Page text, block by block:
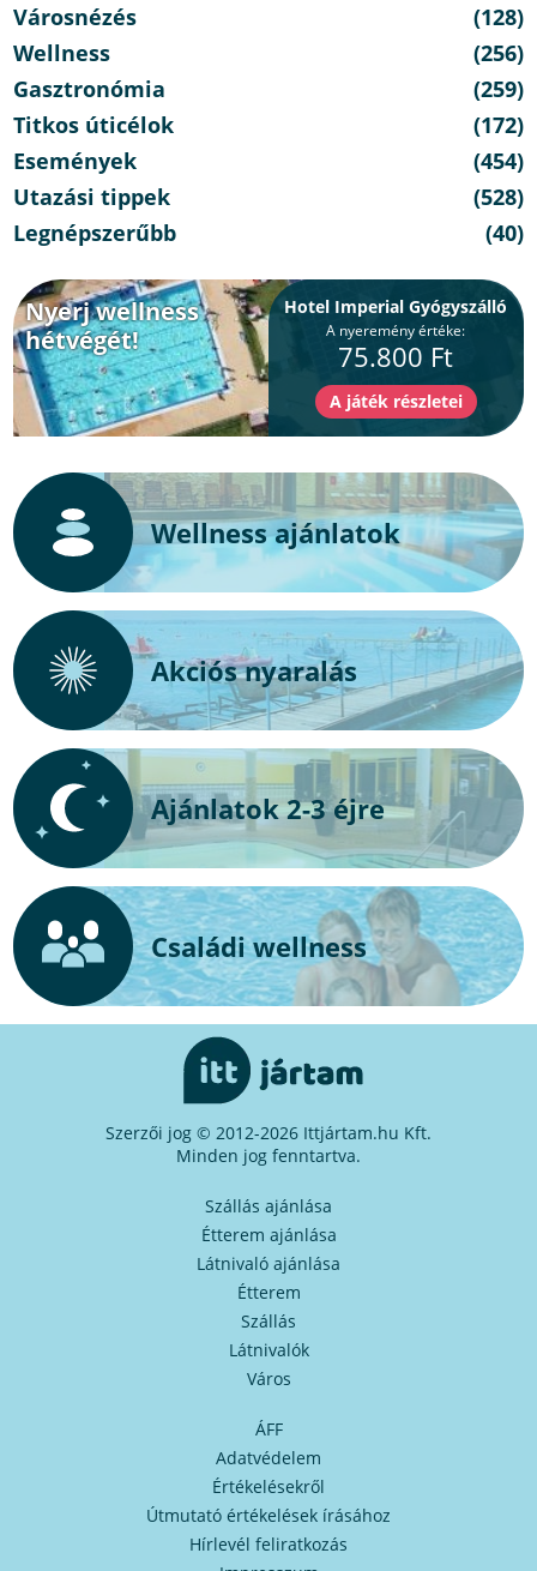
Városnézés
(128)
Wellness
(256)
Gasztronómia
(259)
Titkos úticélok
(172)
Események
(454)
Utazási tippek
(528)
Legnépszerűbb
(40)
Nyerj wellness
hétvégét!
Hotel Imperial Gyógyszálló
A nyeremény értéke:
75.800 Ft
Wellness ajánlatok
Akciós nyaralás
Ajánlatok 2-3 éjre
Családi wellness
Szerzői jog © 2012-2026 Ittjártam.hu Kft.
Minden jog fenntartva.
Szállás ajánlása
Étterem ajánlása
Látnivaló ajánlása
Étterem
Szállás
Látnivalók
Város
ÁFF
Adatvédelem
Értékelésekről
Útmutató értékelések írásához
Hírlevél feliratkozás